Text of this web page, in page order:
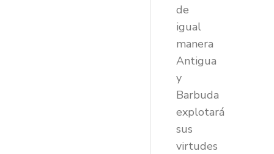
de
igual
manera
Antigua
y
Barbuda
explotará
sus
virtudes